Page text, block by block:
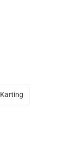
Karting